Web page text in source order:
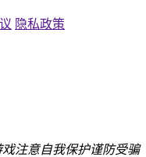
隐私政策
戏注意自我保护谨防受骗